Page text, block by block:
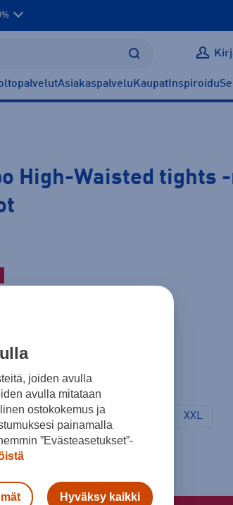
Asiakaspalvelu Kaupat Inspiroidu
High-Waisted tights
S M L XXL
joiden avulla
avulla mitataan
ostokokemus ja
painamalla
”Evästeasetukset”-
Hyväksy kaikki